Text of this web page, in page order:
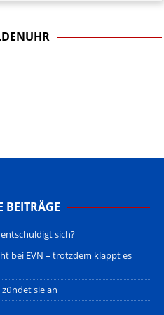
BEITRÄGE
sich?
bei EVN – trotzdem klappt es
sie an